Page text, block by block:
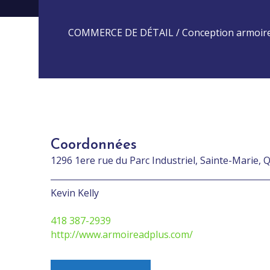
COMMERCE DE DÉTAIL / Conception
Coordonnées
1296 1ere rue du Parc Industriel, Sainte-Marie,
Kevin Kelly
418 387-2939
http://www.armoireadplus.com/